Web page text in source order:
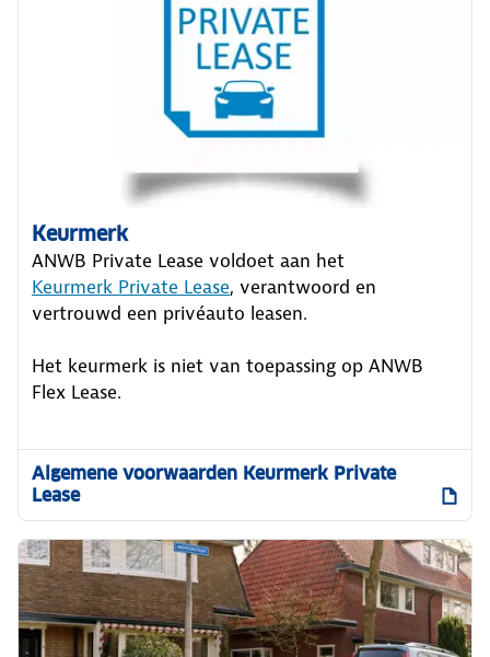
Keurmerk
ANWB Private Lease voldoet aan het
Keurmerk Private Lease, verantwoord en
vertrouwd een privéauto leasen.
Het keurmerk is niet van toepassing op ANWB
Flex Lease.
Algemene voorwaarden Keurmerk Private
Lease